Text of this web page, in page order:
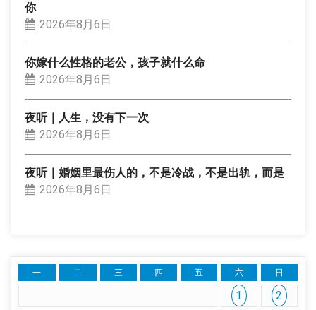
你
2026年8月6日
你嫁什么性格的老公，孩子就什么命
2026年8月6日
夜听｜人生，没有下一次
2026年8月6日
夜听｜婚姻里最伤人的，不是冷战，不是出轨，而是
2026年8月6日
一 二 三 四 五 六 日
1
2